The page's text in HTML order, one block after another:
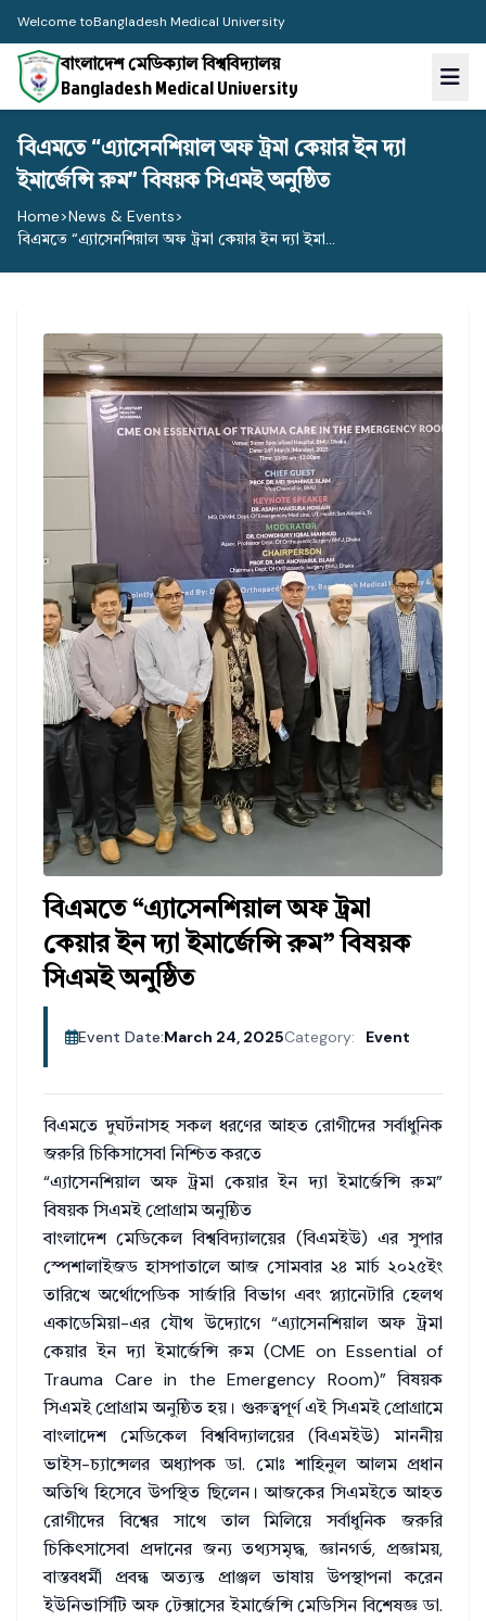
Welcome toBangladesh Medical University
বাংলাদেশ মেডিক্যাল বিশ্ববিদ্যালয়
Bangladesh Medical University
বিএমতে “এ্যাসেনশিয়াল অফ ট্রমা কেয়ার ইন দ্যা
ইমার্জেন্সি রুম” বিষয়ক সিএমই অনুষ্ঠিত
Home>News & Events>
বিএমতে “এ্যাসেনশিয়াল অফ ট্রমা কেয়ার ইন দ্যা ইমা...
বিএমতে “এ্যাসেনশিয়াল অফ ট্রমা
কেয়ার ইন দ্যা ইমার্জেন্সি রুম” বিষয়ক
সিএমই অনুষ্ঠিত
Event Date:March 24, 2025Category: Event
বিএমতে দুঘর্টনাসহ সকল ধরণের আহত রোগীদের সর্বাধুনিক
জরুরি চিকিসাসেবা নিশ্চিত করতে
“এ্যাসেনশিয়াল অফ ট্রমা কেয়ার ইন দ্যা ইমার্জেন্সি রুম”
বিষয়ক সিএমই প্রোগ্রাম অনুষ্ঠিত
বাংলাদেশ মেডিকেল বিশ্ববিদ্যালয়ের (বিএমইউ) এর সুপার
স্পেশালাইজড হাসপাতালে আজ সোমবার ২৪ মার্চ ২০২৫ইং
তারিখে অর্থোপেডিক সার্জারি বিভাগ এবং প্ল্যানেটারি হেলথ
একাডেমিয়া-এর যৌথ উদ্যোগে “এ্যাসেনশিয়াল অফ ট্রমা
কেয়ার ইন দ্যা ইমার্জেন্সি রুম (CME on Essential of
Trauma Care in the Emergency Room)” বিষয়ক
সিএমই প্রোগ্রাম অনুষ্ঠিত হয়। গুরুত্বপূর্ণ এই সিএমই প্রোগ্রামে
বাংলাদেশ মেডিকেল বিশ্ববিদ্যালয়ের (বিএমইউ) মাননীয়
ভাইস-চ্যান্সেলর অধ্যাপক ডা. মোঃ শাহিনুল আলম প্রধান
অতিথি হিসেবে উপস্থিত ছিলেন। আজকের সিএমইতে আহত
রোগীদের বিশ্বের সাথে তাল মিলিয়ে সর্বাধুনিক জরুরি
চিকিৎসাসেবা প্রদানের জন্য তথ্যসমৃদ্ধ, জ্ঞানগর্ভ, প্রজ্ঞাময়,
বাস্তবধর্মী প্রবন্ধ অত্যন্ত প্রাঞ্জল ভাষায় উপস্থাপনা করেন
ইউনিভার্সিটি অফ টেক্সাসের ইমার্জেন্সি মেডিসিন বিশেষজ্ঞ ডা.